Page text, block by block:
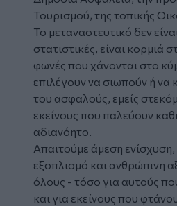
Τουρισμού, της τοπικής
Το μεταναστευτικό δεν
στατιστικές, είναι κορμιά
φωνές που χάνονται στο
επιλέγουν να σιωπούν ή να
του ασφαλούς, εμείς
εκείνους που παλεύουν
αδιανόητο.
Απαιτούμε άμεση ενίσχυση,
εξοπλισμό και ανθρώπινη
όλους - τόσο για αυτούς
και για εκείνους που